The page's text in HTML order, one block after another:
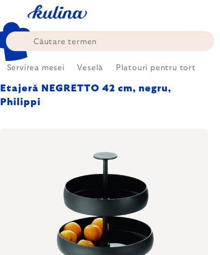
conținut
Servirea mesei Veselă Platouri pentru tort
Etajeră NEGRETTO 42 cm, negru,
Philippi